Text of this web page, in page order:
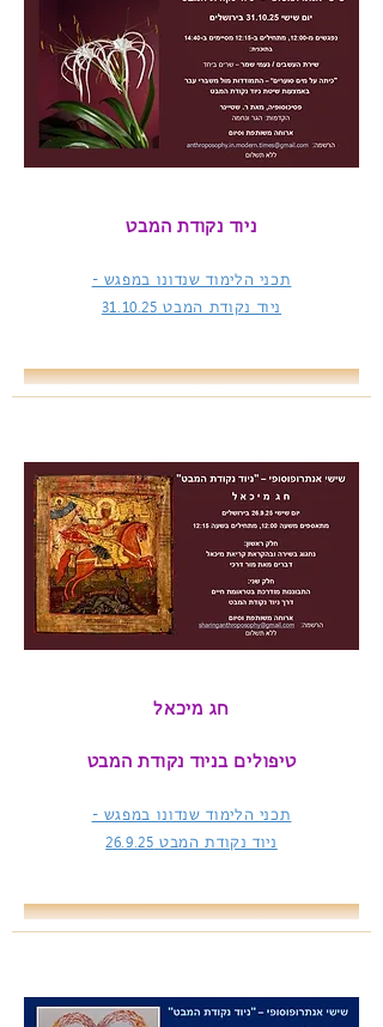
ניוד נקודת המבט
תכני הלימוד שנדונו במפגש -
ניוד נקודת המבט 31.10.25
חג מיכאל
טיפולים בניוד נקודת המבט
תכני הלימוד שנדונו במפגש -
ניוד נקודת המבט 26.9.25